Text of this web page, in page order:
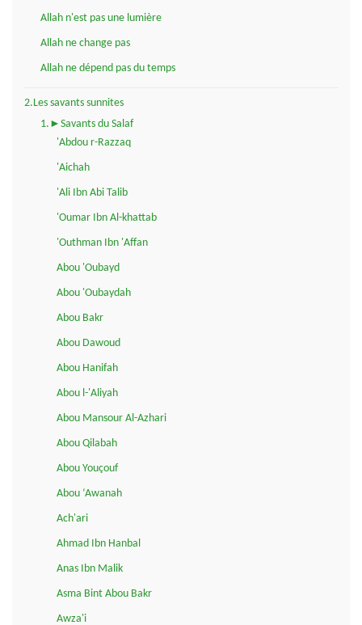
Allah n'est pas une lumière
Allah ne change pas
Allah ne dépend pas du temps
2.Les savants sunnites
1.►Savants du Salaf
'Abdou r-Razzaq
'Aichah
'Ali Ibn Abi Talib
'Oumar Ibn Al-khattab
'Outhman Ibn 'Affan
Abou 'Oubayd
Abou 'Oubaydah
Abou Bakr
Abou Dawoud
Abou Hanifah
Abou l-'Aliyah
Abou Mansour Al-Azhari
Abou Qilabah
Abou Youçouf
Abou ‘Awanah
Ach'ari
Ahmad Ibn Hanbal
Anas Ibn Malik
Asma Bint Abou Bakr
Awza'i